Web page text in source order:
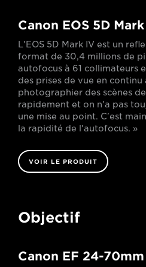
Canon EOS 5D
L'EOS 5D Mark IV est un
format de 30,4 millions de
autofocus à 61 collimateurs
des prises de vue en continu
photographier des scènes
rapidement et on n'a pas
une mise au point. C'est
la rapidité de l'autofocus. »
VOIR LE PRODUIT
Objectif
Canon EF 24-